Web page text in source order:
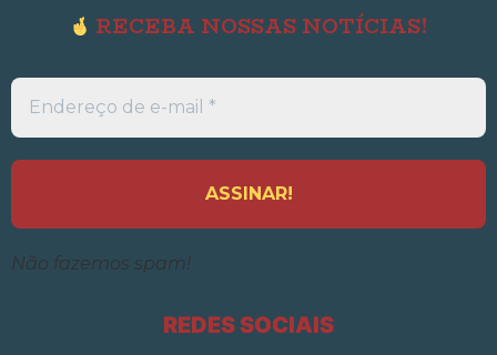
RECEBA NOSSAS NOTÍCIAS!
Endereço
de
e-
*
Não fazemos spam!
REDES SOCIAIS